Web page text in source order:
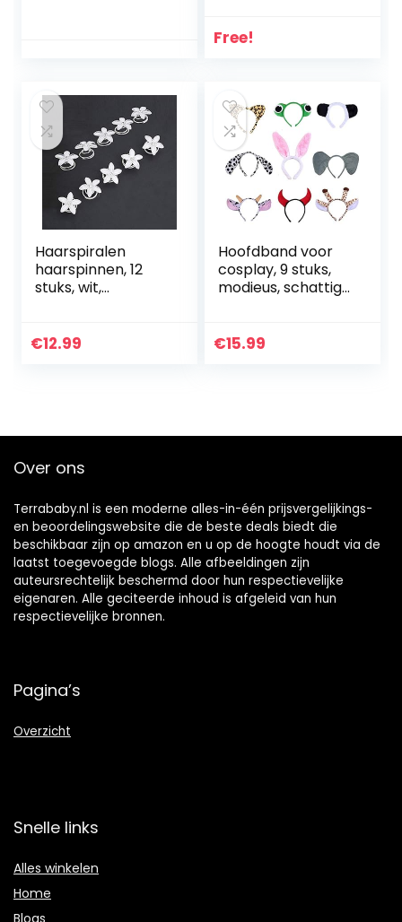
hoofdtooi voor
Free!
Haarspiralen
haarspinnen, 12
stuks, wit,
bruidssieraden,
€12.99
Hoofdband voor
cosplay, 9 stuks,
modieus, schattige
hoofdband, party,
€15.99
Over ons
Terrababy.nl is een moderne alles-in-één prijsvergelijkings-
en beoordelingswebsite die de beste deals biedt die
beschikbaar zijn op amazon en u op de hoogte houdt via de
laatst toegevoegde blogs. Alle afbeeldingen zijn
auteursrechtelijk beschermd door hun respectievelijke
eigenaren. Alle geciteerde inhoud is afgeleid van hun
respectievelijke bronnen.
Pagina’s
Overzicht
Snelle links
Alles winkelen
Home
Blogs